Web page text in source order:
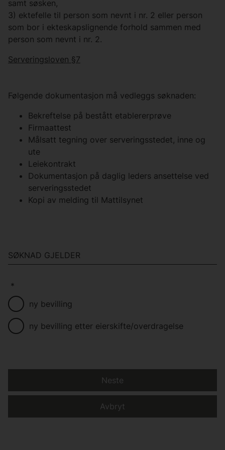
samt søsken,
3) ektefelle til person som nevnt i nr. 2 eller person
som bor i ekteskapslignende forhold sammen med
person som nevnt i nr. 2.
Serveringsloven §7
Følgende dokumentasjon må vedleggs søknaden:
Bekreftelse på bestått etablererprøve
Firmaattest
Målsatt tegning over serveringsstedet, inne og
ute
Leiekontrakt
Dokumentasjon på daglig leders ansettelse ved
serveringsstedet
Kopi av melding til Mattilsynet
SØKNAD GJELDER
*
ny bevilling
ny bevilling etter eierskifte/overdragelse
Avbryt
Neste